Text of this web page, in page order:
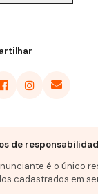
de
é o único
cadastrados em